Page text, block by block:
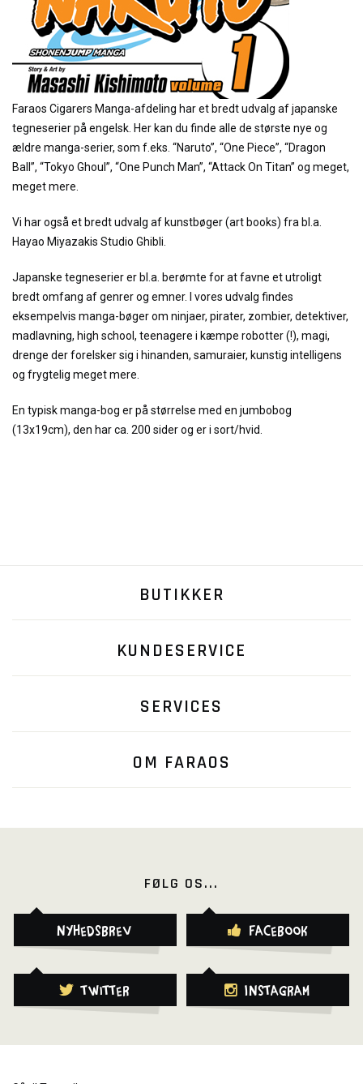
Faraos Cigarers Manga-afdeling har et bredt udvalg af japanske
tegneserier på engelsk. Her kan du finde alle de største nye og
ældre manga-serier, som f.eks. “Naruto”, “One Piece”, “Dragon
Ball”, “Tokyo Ghoul”, “One Punch Man”, “Attack On Titan” og meget,
meget mere.
Vi har også et bredt udvalg af kunstbøger (art books) fra bl.a.
Hayao Miyazakis Studio Ghibli.
Japanske tegneserier er bl.a. berømte for at favne et utroligt
bredt omfang af genrer og emner. I vores udvalg findes
eksempelvis manga-bøger om ninjaer, pirater, zombier, detektiver,
madlavning, high school, teenagere i kæmpe robotter (!), magi,
drenge der forelsker sig i hinanden, samuraier, kunstig intelligens
og frygtelig meget mere.
En typisk manga-bog er på størrelse med en jumbobog
(13x19cm), den har ca. 200 sider og er i sort/hvid.
BUTIKKER
KUNDESERVICE
SERVICES
OM FARAOS
FØLG OS...
Nyhedsbrev Facebook
Twitter Instagram